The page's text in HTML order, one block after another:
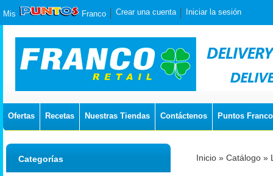
Mis Franco Crear una cuenta Iniciar la sesión
Ofertas Recetas Nuestras Tiendas Contáctenos Puntos Franco
Inicio » Catálogo »
Categorías